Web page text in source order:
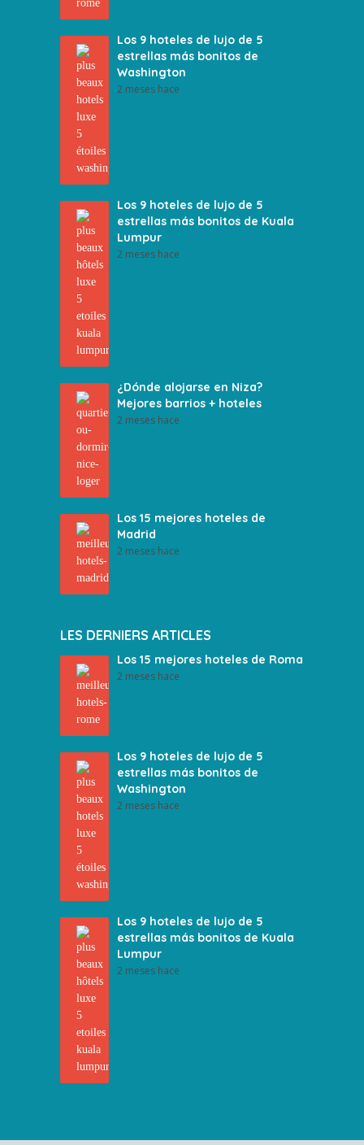
Los 9 hoteles de lujo de 5
estrellas más bonitos de
Washington
2 meses hace
Los 9 hoteles de lujo de 5
estrellas más bonitos de Kuala
Lumpur
2 meses hace
¿Dónde alojarse en Niza?
Mejores barrios + hoteles
2 meses hace
Los 15 mejores hoteles de
Madrid
2 meses hace
LES DERNIERS ARTICLES
Los 15 mejores hoteles de Roma
2 meses hace
Los 9 hoteles de lujo de 5
estrellas más bonitos de
Washington
2 meses hace
Los 9 hoteles de lujo de 5
estrellas más bonitos de Kuala
Lumpur
2 meses hace